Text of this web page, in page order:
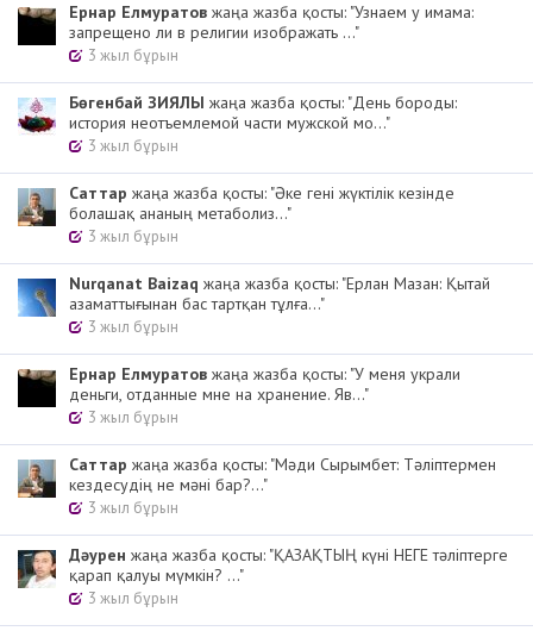
Ернар Елмуратов жаңа жазба қосты: "Узнаем у имама:
запрещено ли в религии изображать ..."
3 жыл бұрын
Бөгенбай ЗИЯЛЫ жаңа жазба қосты: "День бороды:
история неотъемлемой части мужской мо..."
3 жыл бұрын
Cаттар жаңа жазба қосты: "Әке гені жүктілік кезінде
болашақ ананың метаболиз..."
3 жыл бұрын
Nurqanat Baizaq жаңа жазба қосты: "Ерлан Мазан: Қытай
азаматтығынан бас тартқан тұлға..."
3 жыл бұрын
Ернар Елмуратов жаңа жазба қосты: "У меня украли
деньги, отданные мне на хранение. Яв..."
3 жыл бұрын
Cаттар жаңа жазба қосты: "Мәди Сырымбет: Тәліптермен
кездесудің не мәні бар?..."
3 жыл бұрын
Дәурен жаңа жазба қосты: "ҚАЗАҚТЫҢ күні НЕГЕ тәліптерге
қарап қалуы мүмкін? ..."
3 жыл бұрын